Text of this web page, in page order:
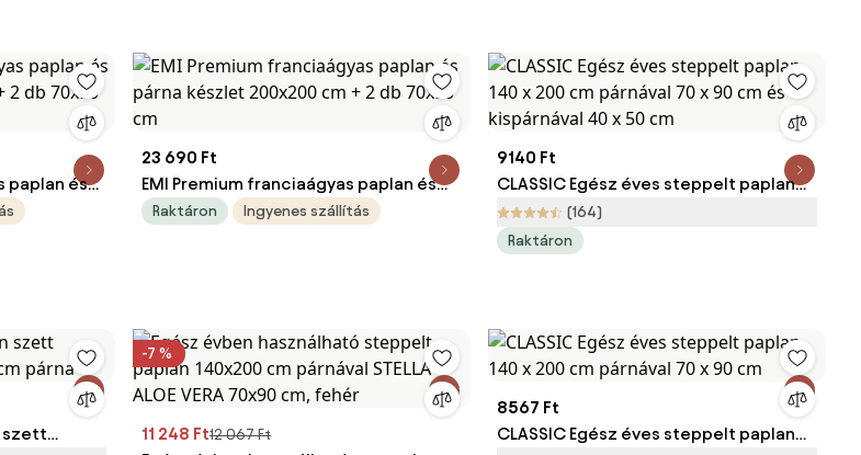
paplan és
2 db
23 690 Ft
EMI Premium franciaágyas paplan és
párna készlet 200x200 cm + 2 db
Raktáron Ingyenes szállítás
9140 Ft
CLASSIC Egész éves steppelt paplan
140 x 200 cm párnával 70 x 90 cm és
kispárnával 40 x 50 cm
(164)
Raktáron
szett
-7 %
11 248 Ft12 067 Ft
8567 Ft
CLASSIC Egész éves steppelt paplan